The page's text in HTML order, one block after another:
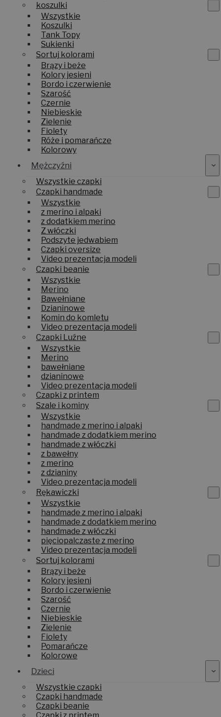
koszulki
Wszystkie
Koszulki
Tank Topy
Sukienki
Sortuj kolorami
Brązy i beże
Kolory jesieni
Bordo i czerwienie
Szarość
Czernie
Niebieskie
Zielenie
Fiolety
Róże i pomarańcze
Kolorowy
Mężczyźni
Wszystkie czapki
Czapki handmade
Wszystkie
z merino i alpaki
z dodatkiem merino
Z włóczki
Podszyte jedwabiem
Czapki oversize
Video prezentacja modeli
Czapki beanie
Wszystkie
Merino
Bawełniane
Dzianinowe
Komin do komletu
Video prezentacja modeli
Czapki Luźne
Wszystkie
Merino
bawełniane
dzianinowe
Video prezentacja modeli
Czapki z printem
Szale i kominy
Wszystkie
handmade z merino i alpaki
handmade z dodatkiem merino
handmade z włóczki
z bawełny
z merino
z dzianiny
Video prezentacja modeli
Rękawiczki
Wszystkie
handmade z merino i alpaki
handmade z dodatkiem merino
handmade z włóczki
pięciopalczaste z merino
Video prezentacja modeli
Sortuj kolorami
Brązy i beże
Kolory jesieni
Bordo i czerwienie
Szarość
Czernie
Niebieskie
Zielenie
Fiolety
Pomarańcze
Kolorowe
Dzieci
Wszystkie czapki
Czapki handmade
Czapki beanie